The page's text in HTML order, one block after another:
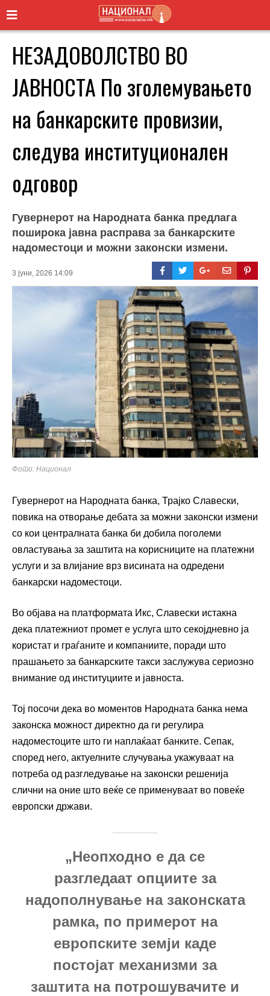
НЕЗАДОВОЛСТВО ВО
ЈАВНОСТА По зголемувањето
на банкарските провизии,
следува институционален
одговор
Гувернерот на Народната банка предлага
поширока јавна расправа за банкарските
надоместоци и можни законски измени.
3 јуни, 2026 14:09
Фото: Национал
Гувернерот на Народната банка, Трајко Славески,
повика на отворање дебата за можни законски измени
со кои централната банка би добила поголеми
овластувања за заштита на корисниците на платежни
услуги и за влијание врз висината на одредени
банкарски надоместоци.
Во објава на платформата Икс, Славески истакна
дека платежниот промет е услуга што секојдневно ја
користат и граѓаните и компаниите, поради што
прашањето за банкарските такси заслужува сериозно
внимание од институциите и јавноста.
Тој посочи дека во моментов Народната банка нема
законска можност директно да ги регулира
надоместоците што ги наплаќаат банките. Сепак,
според него, актуелните случувања укажуваат на
потреба од разгледување на законски решенија
слични на оние што веќе се применуваат во повеќе
европски држави.
„Неопходно е да се
разгледаат опциите за
надополнување на законската
рамка, по примерот на
европските земји каде
постојат механизми за
заштита на потрошувачите и